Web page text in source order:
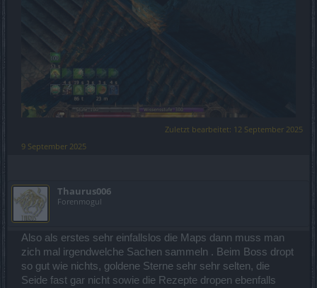
Zuletzt bearbeitet: 12 September 2025
9 September 2025
Thaurus006
Forenmogul
Also als erstes sehr einfallslos die Maps dann muss man
zich mal irgendwelche Sachen sammeln . Beim Boss dropt
so gut wie nichts, goldene Sterne sehr sehr selten, die
Seide fast gar nicht sowie die Rezepte dropen ebenfalls